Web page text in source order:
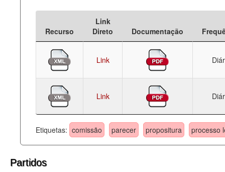
Recurso
Link
Direto
Documentação
Link
Link
Etiquetas: comissão parecer propositura processo
Partidos